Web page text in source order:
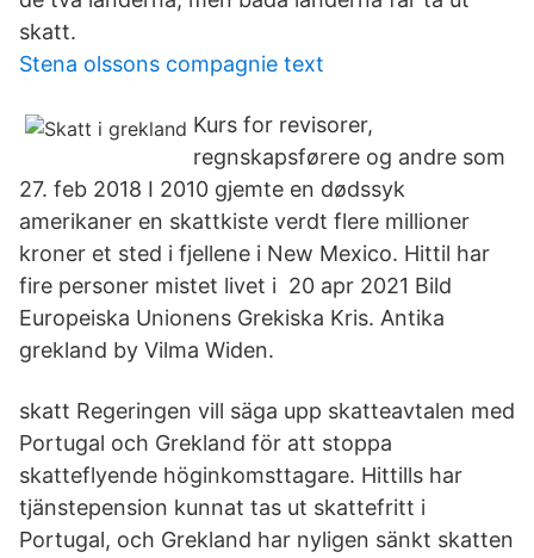
skatt.
Stena olssons compagnie text
Kurs for revisorer,
regnskapsførere og andre som
27. feb 2018 I 2010 gjemte en dødssyk
amerikaner en skattkiste verdt flere millioner
kroner et sted i fjellene i New Mexico. Hittil har
fire personer mistet livet i 20 apr 2021 Bild
Europeiska Unionens Grekiska Kris. Antika
grekland by Vilma Widen.
skatt Regeringen vill säga upp skatteavtalen med
Portugal och Grekland för att stoppa
skatteflyende höginkomsttagare. Hittills har
tjänstepension kunnat tas ut skattefritt i
Portugal, och Grekland har nyligen sänkt skatten